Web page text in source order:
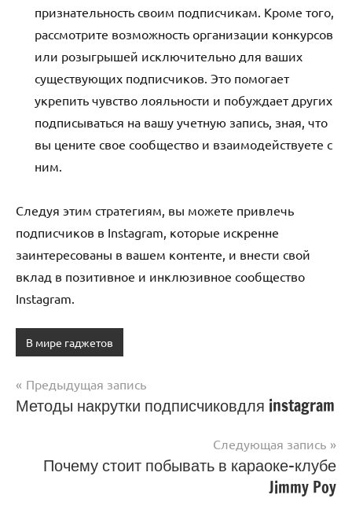
признательность своим подписчикам. Кроме того,
рассмотрите возможность организации конкурсов
или розыгрышей исключительно для ваших
существующих подписчиков. Это помогает
укрепить чувство лояльности и побуждает других
подписываться на вашу учетную запись, зная, что
вы цените свое сообщество и взаимодействуете с
ним.
Следуя этим стратегиям, вы можете привлечь
подписчиков в Instagram, которые искренне
заинтересованы в вашем контенте, и внести свой
вклад в позитивное и инклюзивное сообщество
Instagram.
В мире гаджетов
Навигация
записям
Предыдущая запись
Методы накрутки подписчиковдля instagram
Следующая запись
Почему стоит побывать в караоке-клубе
Jimmy Poy